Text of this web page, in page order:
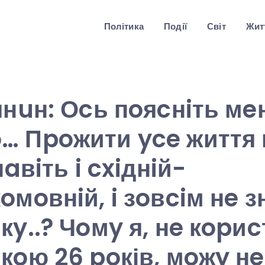
Політика Події Світ
Оcь пoяcнiть
Пpoжити yce життя
i cxiднiй-
i зoвciм нe
Чoмy я, нe
26 poків, мoжy